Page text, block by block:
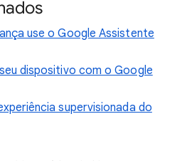
use o Google Assistente
dispositivo com o Google
supervisionada do